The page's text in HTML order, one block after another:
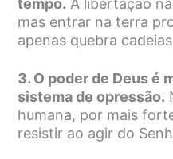
tempo. A libertação
mas entrar na terra
apenas quebra
3. O poder de Deus é
sistema de opressão.
humana, por mais
resistir ao agir do